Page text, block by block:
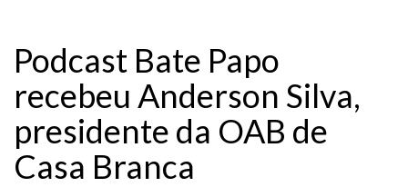
Podcast Bate Papo
recebeu Anderson Silva,
presidente da OAB de
Casa Branca